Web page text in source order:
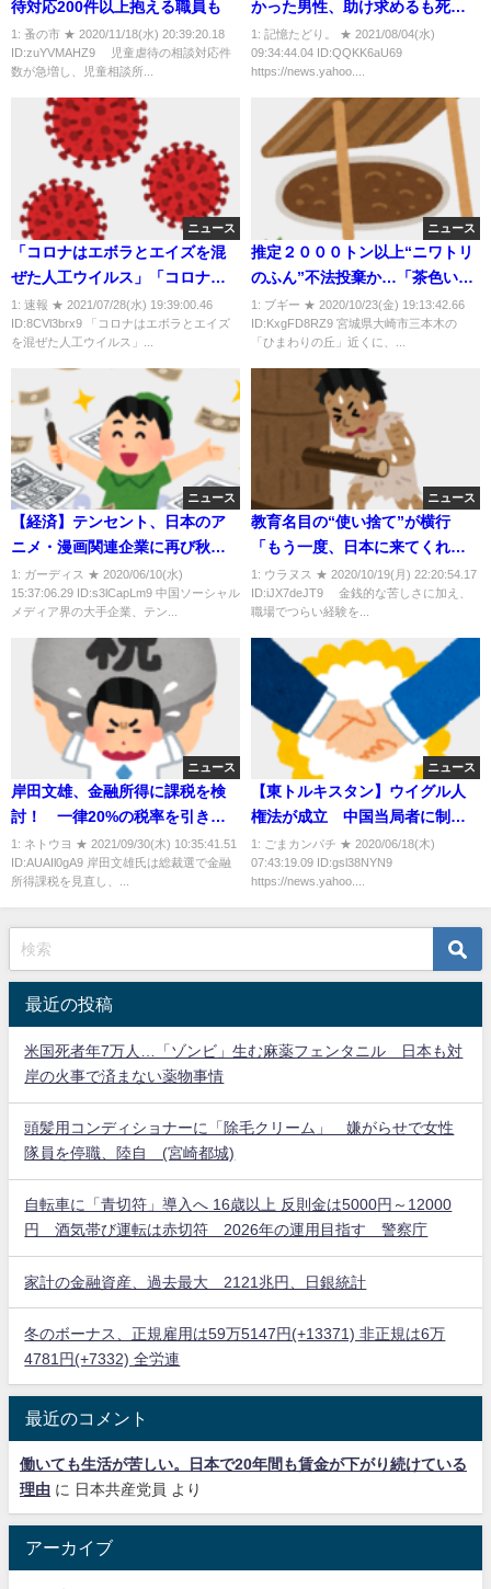
待対応200件以上抱える職員も
1: 蚤の市 ★ 2020/11/18(水) 20:39:20.18
ID:zuYVMAHZ9 児童虐待の相談対応件
数が急増し、児童相談所...
かった男性、助け求めるも死
亡。脱出した元少年、笑いなが
ら動画撮影して放置。さいたま
地裁
1: 記憶たどり。 ★ 2021/08/04(水)
09:34:44.04 ID:QQKK6aU69
https://news.yahoo....
ニュース
「コロナはエボラとエイズを混
ぜた人工ウイルス」「コロナは
大丈夫」タマホーム社長の社内
向け動画
1: 速報 ★ 2021/07/28(水) 19:39:00.46
ID:8CVl3brx9 「コロナはエボラとエイズ
を混ぜた人工ウイルス」...
ニュース
推定２０００トン以上“ニワトリ
のふん”不法投棄か…「茶色い水
が流れ出している」という連絡
で発覚
1: ブギー ★ 2020/10/23(金) 19:13:42.66
ID:KxgFD8RZ9 宮城県大崎市三本木の
「ひまわりの丘」近くに、...
ニュース
【経済】テンセント、日本のア
ニメ・漫画関連企業に再び秋波
過去に拒否された経緯
1: ガーディス ★ 2020/06/10(水)
15:37:06.29 ID:s3lCapLm9 中国ソーシャル
メディア界の大手企業、テン...
ニュース
教育名目の“使い捨て”が横行
「もう一度、日本に来てくれま
すか？」
1: ウラヌス ★ 2020/10/19(月) 22:20:54.17
ID:iJX7deJT9 金銭的な苦しさに加え、
職場でつらい経験を...
ニュース
岸田文雄、金融所得に課税を検
討！ 一律20%の税率を引き上
げる考え 高市と同じ増税策へ
1: ネトウヨ ★ 2021/09/30(木) 10:35:41.51
ID:AUAIl0gA9 岸田文雄氏は総裁選で金融
所得課税を見直し、...
ニュース
【東トルキスタン】ウイグル人
権法が成立 中国当局者に制
裁 米
1: ごまカンパチ ★ 2020/06/18(木)
07:43:19.09 ID:gsl38NYN9
https://news.yahoo....
最近の投稿
米国死者年7万人…「ゾンビ」生む麻薬フェンタニル 日本も対
岸の火事で済まない薬物事情
頭髪用コンディショナーに「除毛クリーム」 嫌がらせで女性
隊員を停職、陸自 (宮崎都城)
自転車に「青切符」導入へ 16歳以上 反則金は5000円～12000
円 酒気帯び運転は赤切符 2026年の運用目指す 警察庁
家計の金融資産、過去最大 2121兆円、日銀統計
冬のボーナス、正規雇用は59万5147円(+13371) 非正規は6万
4781円(+7332) 全労連
最近のコメント
働いても生活が苦しい。日本で20年間も賃金が下がり続けている
理由 に 日本共産党員 より
アーカイブ